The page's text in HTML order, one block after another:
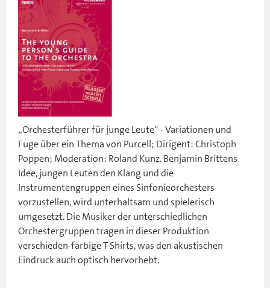
„Orchesterführer für junge Leute“ - Variationen und
Fuge über ein Thema von Purcell; Dirigent: Christoph
Poppen; Moderation: Roland Kunz. Benjamin Brittens
Idee, jungen Leuten den Klang und die
Instrumentengruppen eines Sinfonieorchesters
vorzustellen, wird unterhaltsam und spielerisch
umgesetzt. Die Musiker der unterschiedlichen
Orchestergruppen tragen in dieser Produktion
verschieden-farbige T-Shirts, was den akustischen
Eindruck auch optisch hervorhebt.